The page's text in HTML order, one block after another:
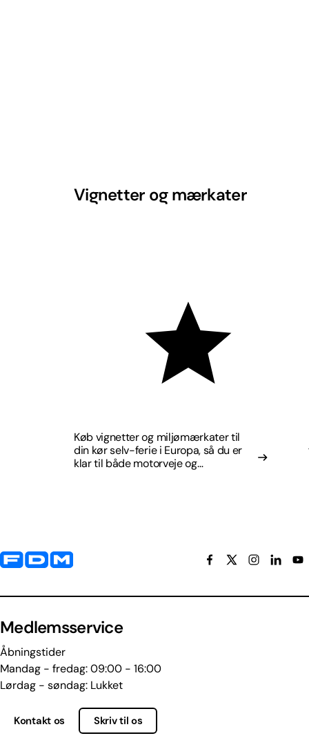
Vignetter og mærkater
Køb vignetter og miljømærkater til
din kør selv-ferie i Europa, så du er
klar til både motorveje og
Yderligere information og kontaktoplysninger
Medlemsservice
Åbningstider
Mandag - fredag: 09:00 - 16:00
Lørdag - søndag: Lukket
Kontakt os Skriv til os